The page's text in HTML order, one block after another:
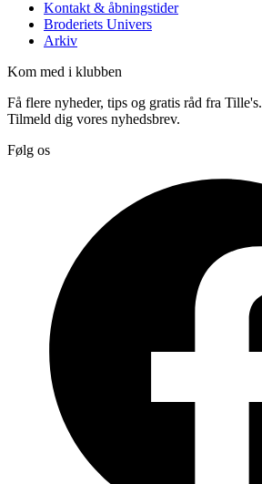
Kontakt & åbningstider
Broderiets Univers
Arkiv
Kom med i klubben
Få flere nyheder, tips og gratis råd fra Tille's.
Tilmeld dig vores nyhedsbrev.
Følg os